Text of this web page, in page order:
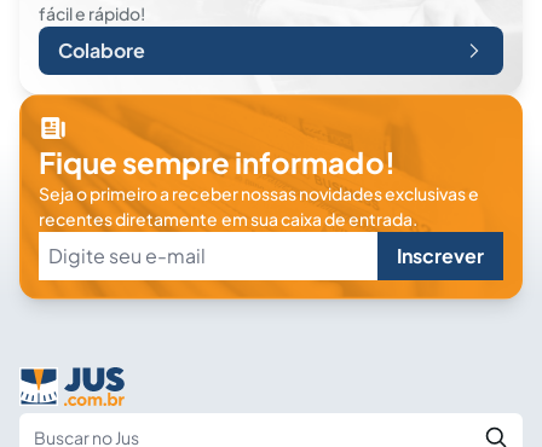
fácil e rápido!
Colabore
Fique sempre informado!
Seja o primeiro a receber nossas novidades exclusivas e
recentes diretamente em sua caixa de entrada.
Inscrever